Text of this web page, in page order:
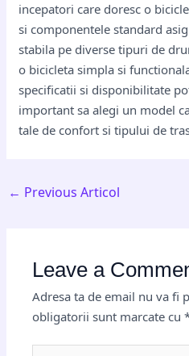
incepatori care doresc o
si componentele standard
stabila pe diverse tipuri de
o bicicleta simpla si
specificatii si disponibilitate
important sa alegi un model
tale de confort si tipului de
← Previous Articol
Leave a
Adresa ta de email nu va fi
obligatorii sunt marcate cu